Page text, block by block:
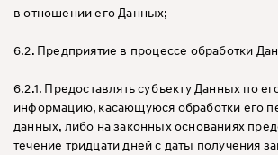
в отношении его Данных;
6.2. Предприятие в процессе обработки
6.2.1. Предоставлять субъекту Данных по
информацию, касающуюся обработки его
данных, либо на законных основаниях
течение тридцати дней с даты получения